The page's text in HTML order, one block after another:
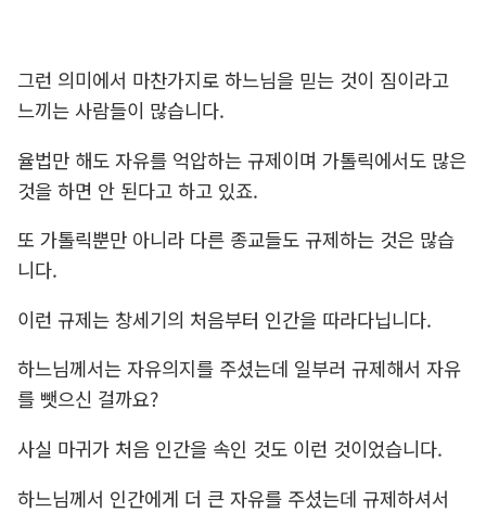
그런 의미에서 마찬가지로 하느님을 믿는 것이 짐이라고
느끼는 사람들이 많습니다.
율법만 해도 자유를 억압하는 규제이며 가톨릭에서도 많은
것을 하면 안 된다고 하고 있죠.
또 가톨릭뿐만 아니라 다른 종교들도 규제하는 것은 많습
니다.
이런 규제는 창세기의 처음부터 인간을 따라다닙니다.
하느님께서는 자유의지를 주셨는데 일부러 규제해서 자유
를 뺏으신 걸까요?
사실 마귀가 처음 인간을 속인 것도 이런 것이었습니다.
하느님께서 인간에게 더 큰 자유를 주셨는데 규제하셔서